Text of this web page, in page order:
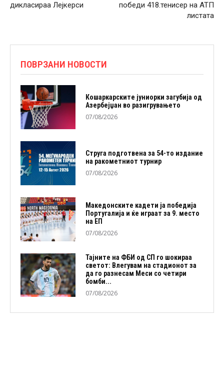
дикласираа Лејкерси
победи 418.тенисер на АТП
листата
ПОВРЗАНИ НОВОСТИ
Кошаркарските јуниорки загубија од
Азербејџан во разигрувањето
07/08/2026
Струга подготвена за 54-то издание
на ракометниот турнир
07/08/2026
Македонските кадети ја победија
Португалија и ќе играат за 9. место
на ЕП
07/08/2026
Тајните на ФБИ од СП го шокираа
светот: Влегувам на стадионот за
да го разнесам Меси со четири
бомби...
07/08/2026